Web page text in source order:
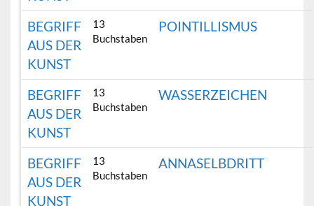
BEGRIFF
AUS DER
KUNST
13
Buchstaben
POINTILLISMUS
BEGRIFF
AUS DER
KUNST
13
Buchstaben
WASSERZEICHEN
BEGRIFF
AUS DER
KUNST
13
Buchstaben
ANNASELBDRITT